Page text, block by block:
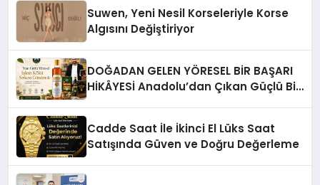
Suwen, Yeni Nesil Korseleriyle Korse
Algısını Değiştiriyor
DOĞADAN GELEN YÖRESEL BİR BAŞARI
HİKÂYESİ Anadolu’dan Çıkan Güçlü Bir
Cadde Saat İle İkinci El Lüks Saat
Satışında Güven ve Doğru Değerleme